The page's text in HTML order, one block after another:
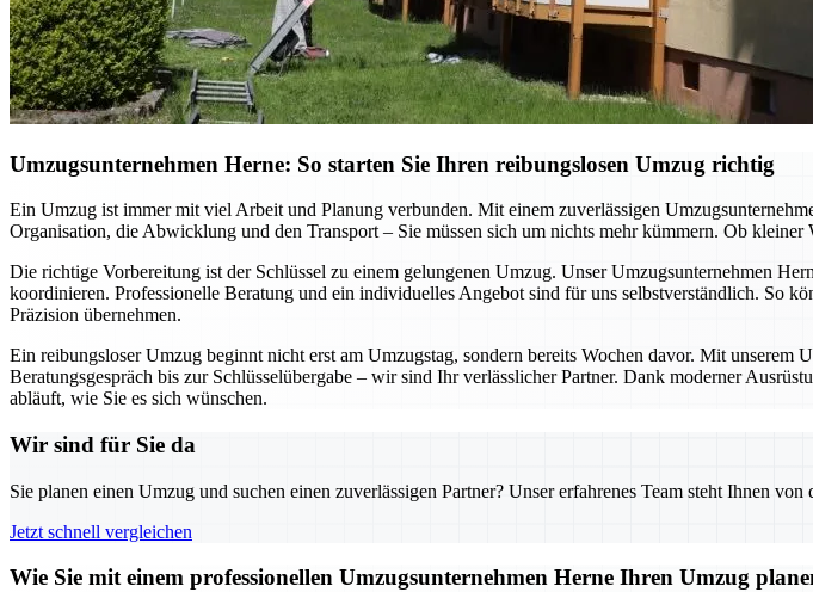
Umzugsunternehmen Herne: So starten Sie Ihren reibungslosen Umzug richtig
Ein Umzug ist immer mit viel Arbeit und Planung verbunden. Mit einem zuverlässigen
Organisation, die Abwicklung und den Transport – Sie müssen sich um nichts mehr kümmern. Ob
Die richtige Vorbereitung ist der Schlüssel zu einem gelungenen Umzug. Unser Umzugsunternehmen
koordinieren. Professionelle Beratung und ein individuelles Angebot sind für uns selbstverständlich. So
Präzision übernehmen.
Ein reibungsloser Umzug beginnt nicht erst am Umzugstag, sondern bereits Wochen davor. Mit unserem
Beratungsgespräch bis zur Schlüsselübergabe – wir sind Ihr verlässlicher Partner. Dank moderner
abläuft, wie Sie es sich wünschen.
Wir sind für Sie da
Sie planen einen Umzug und suchen einen zuverlässigen Partner? Unser erfahrenes Team steht Ihnen
Jetzt schnell vergleichen
Wie Sie mit einem professionellen Umzugsunternehmen Herne Ihren Umzug